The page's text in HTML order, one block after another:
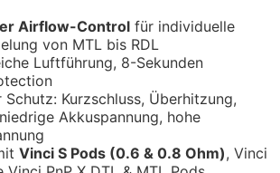
Airflow-Control für individuelle
von MTL bis RDL
Luftführung, 8-Sekunden
Schutz: Kurzschluss, Überhitzung,
Akkuspannung, hohe
Vinci S Pods (0.6 & 0.8 Ohm), Vinci